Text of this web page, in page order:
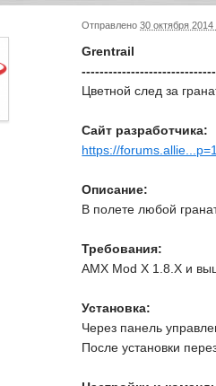
Отправлено30 октября
Grentrail
Цветной след за
Сайт разработчика:
https://
Описание:
В полете любой
Требования:
AMX Mod X 1.8.Х и
Установка:
Через панель
После установки